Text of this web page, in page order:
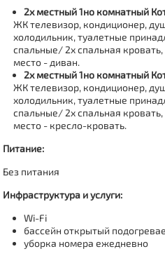
2х местный 1но комнатный
ЖК телевизор, кондиционер,
холодильник, туалетные
спальные/ 2х спальная
место - диван.
2х местный 1но комнатный
ЖК телевизор, кондиционер,
холодильник, туалетные
спальные/ 2х спальная
место - кресло-кровать.
Питание:
Без питания
Инфраструктура и услуги:
Wi-Fi
бассейн открытый
уборка номера ежедневно